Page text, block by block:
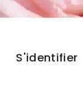
S'identifier